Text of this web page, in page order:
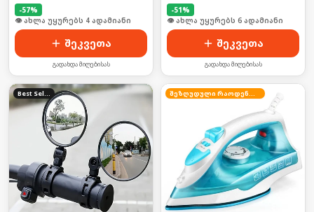
-57%
🛒 ბოლო 24სთ-ში იყიდა 3-მა
შეკვეთა
გადახდა მიღებისას
-51%
🛒 ბოლო 24სთ-ში იყიდა 6-მა
შეკვეთა
გადახდა მიღებისას
Best Seller შეზღუდული რაოდენობა